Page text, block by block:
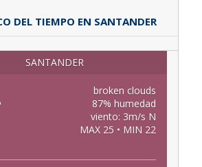
DEL TIEMPO EN SANTANDER
SANTANDER
broken clouds
87% humedad
viento: 3m/s N
MAX 25 • MIN 22